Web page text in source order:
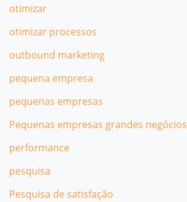
otimizar
otimizar processos
outbound marketing
pequena empresa
pequenas empresas
Pequenas empresas grandes negócios
performance
pesquisa
Pesquisa de satisfação